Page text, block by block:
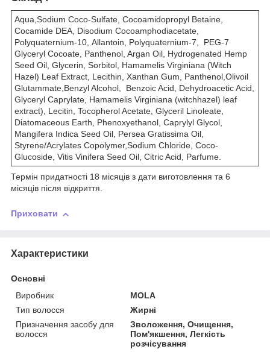
Aqua,Sodium Coco-Sulfate, Cocoamidopropyl Betaine,
Cocamide DEA, Disodium Cocoamphodiacetate,
Polyquaternium-10, Аllantoin, Polyquaternium-7, PEG-7
Glyceryl Cocoate, Panthenol, Argan Oil, Hydrogenated Hemp
Seed Oil, Glycerin, Sorbitol, Hamamelis Virginiana (Witch
Hazel) Leaf Extract, Lecithin, Xanthan Gum, Panthenol,Olivoil
Glutammate,Benzyl Alcohol, Benzoic Acid, Dehydroacetic Acid,
Glyceryl Caprylate, Hamamelis Virginiana (witchhazel) leaf
extract), Lecitin, Tocopherol Acetate, Glyceril Linoleate,
Diatomaceous Earth, Phenoxyethanol, Caprylyl Glycol,
Mangifera Indica Seed Oil, Persea Gratissima Oil,
Styrene/Acrylates Copolymer,Sodium Сhloride, Coco-
Glucoside, Vitis Vinifera Seed Oil, Citric Acid, Parfume.
Термін придатності 18 місяців з дати виготовлення та 6
місяців після відкриття.
Приховати
Характеристики
Основні
Виробник
MOLA
Тип волосся
Жирні
Призначення засобу для
волосся
Зволоження, Очищення,
Пом'якшення, Легкість
розчісування